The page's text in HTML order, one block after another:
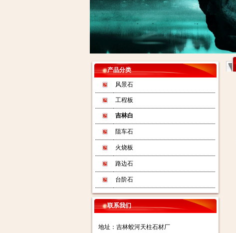
产品分类
风景石
工程板
吉林白
阻车石
火烧板
路边石
台阶石
联系我们
地址：吉林蛟河天柱石材厂